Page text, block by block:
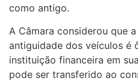
como antigo.
A Câmara considerou que
antiguidade dos veículos é
instituição financeira em
pode ser transferido ao